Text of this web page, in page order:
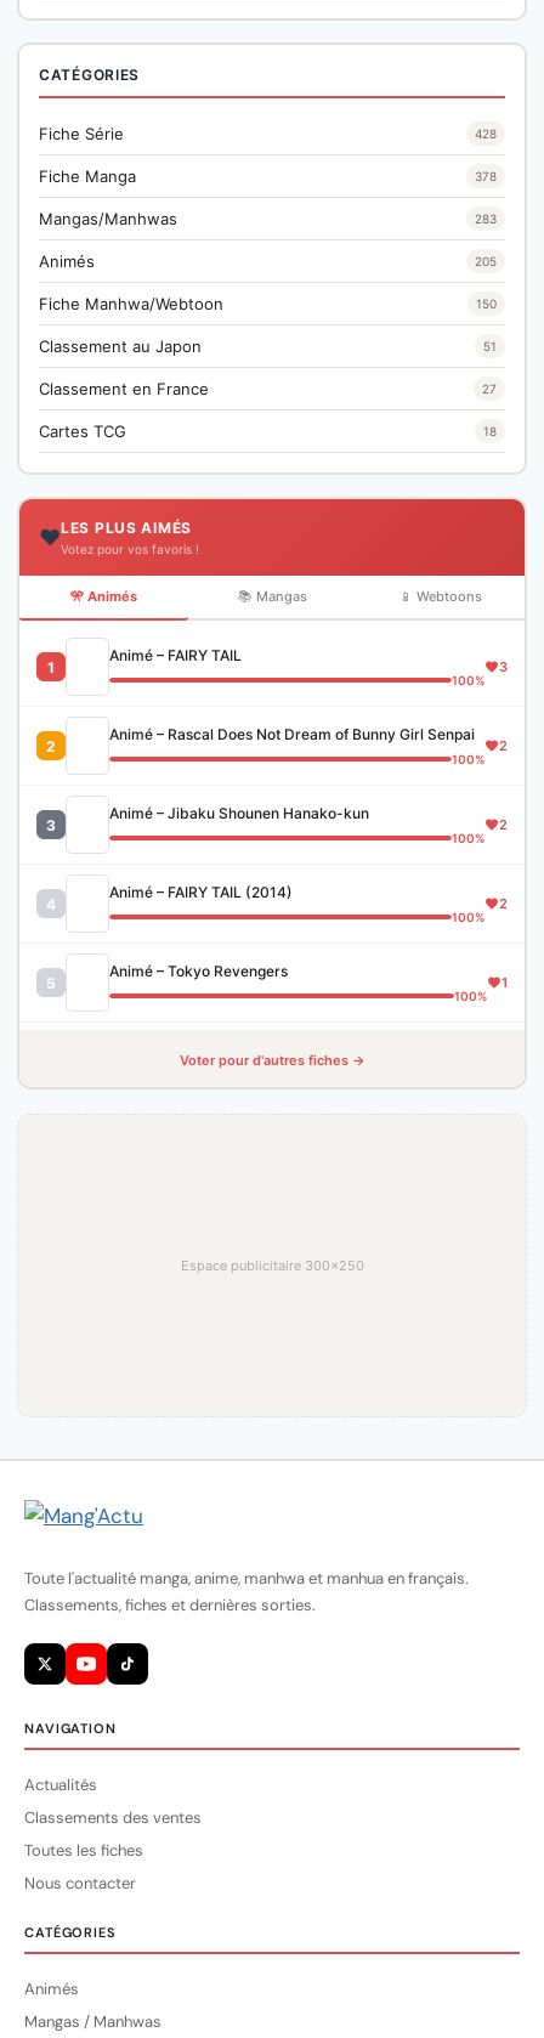
CATÉGORIES
Fiche Série 428
Fiche Manga 378
Mangas/Manhwas 283
Animés 205
Fiche Manhwa/Webtoon 150
Classement au Japon 51
Classement en France 27
Cartes TCG 18
❤️LES PLUS AIMÉS
Votez pour vos favoris !
🎌 Animés 📚 Mangas 📱 Webtoons
1
Animé – FAIRY TAIL
100%
3
2
Animé – Rascal Does Not Dream of Bunny Girl Senpai
100%
2
3
Animé – Jibaku Shounen Hanako-kun
100%
2
4
Animé – FAIRY TAIL (2014)
100%
2
5
Animé – Tokyo Revengers
100%
1
Voter pour d'autres fiches →
Espace publicitaire 300×250
Toute l'actualité manga, anime, manhwa et manhua en français.
Classements, fiches et dernières sorties.
NAVIGATION
Actualités
Classements des ventes
Toutes les fiches
Nous contacter
CATÉGORIES
Animés
Mangas / Manhwas